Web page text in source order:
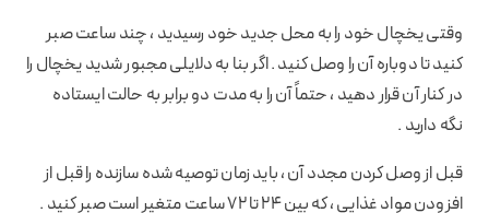
وقتی یخچال خود را به محل جدید خود رسیدید ، چند ساعت صبر
کنید تا دوباره آن را وصل کنید . اگر بنا به دلایلی مجبور شدید یخچال را
در کنار آن قرار دهید ، حتماً آن را به مدت دو برابر به حالت ایستاده
نگه دارید .
قبل از وصل کردن مجدد آن ، باید زمان توصیه شده سازنده را قبل از
افزودن مواد غذایی ، که بین 24 تا 72 ساعت متغیر است صبر کنید .